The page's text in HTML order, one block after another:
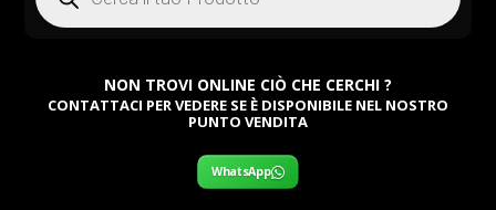
NON TROVI ONLINE CIÒ CHE CERCHI ?
CONTATTACI PER VEDERE SE È DISPONIBILE NEL NOSTRO
PUNTO VENDITA
WhatsApp